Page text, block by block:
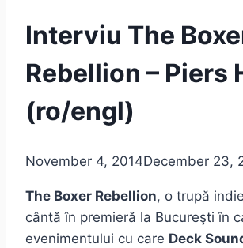
Interviu The
Rebellion – Piers
(ro/engl)
November 4, 2014December 23,
The Boxer Rebellion, o trupă
cântă în premieră la Bucureşti în
evenimentului cu care Deck